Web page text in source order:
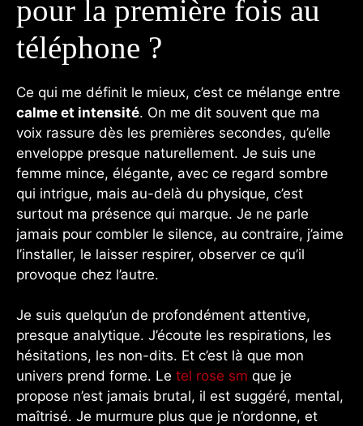
pour la première fois au
téléphone ?
Ce qui me définit le mieux, c’est ce mélange entre
calme et intensité. On me dit souvent que ma
voix rassure dès les premières secondes, qu’elle
enveloppe presque naturellement. Je suis une
femme mince, élégante, avec ce regard sombre
qui intrigue, mais au-delà du physique, c’est
surtout ma présence qui marque. Je ne parle
jamais pour combler le silence, au contraire, j’aime
l’installer, le laisser respirer, observer ce qu’il
provoque chez l’autre.
Je suis quelqu’un de profondément attentive,
presque analytique. J’écoute les respirations, les
hésitations, les non-dits. Et c’est là que mon
univers prend forme. Le tel rose sm que je
propose n’est jamais brutal, il est suggéré, mental,
maîtrisé. Je murmure plus que je n’ordonne, et